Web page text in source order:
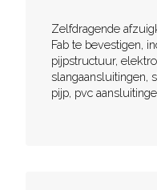
Zelfdragende
Fab te bevestigen,
pijpstructuur,
slangaansluitingen,
pijp, pvc